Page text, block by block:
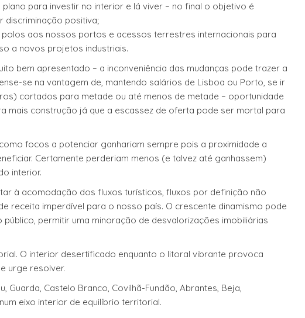
para investir no interior e lá viver – no final o objetivo é
discriminação positiva;
aos nossos portos e acessos terrestres internacionais para
a novos projetos industriais.
bem apresentado – a inconveniência das mudanças pode trazer a
se na vantagem de, mantendo salários de Lisboa ou Porto, se ir
cortados para metade ou até menos de metade – oportunidade
mais construção já que a escassez de oferta pode ser mortal para
focos a potenciar ganhariam sempre pois a proximidade a
Certamente perderiam menos (e talvez até ganhassem)
interior.
à acomodação dos fluxos turísticos, fluxos por definição não
receita imperdível para o nosso país. O crescente dinamismo pode
permitir uma minoração de desvalorizações imobiliárias
O interior desertificado enquanto o litoral vibrante provoca
urge resolver.
Guarda, Castelo Branco, Covilhã-Fundão, Abrantes, Beja,
eixo interior de equilíbrio territorial.